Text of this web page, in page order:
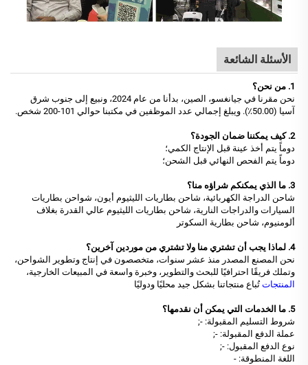
الأسئلة الشائعة
1. من نحن؟
نحن مقرنا في جيانغسو، الصين، بدأنا من عام 2024، ونبيع إلى جنوب شرق
آسيا (50.00٪). ويبلغ إجمالي عدد الموظفين في مكتبنا حوالي 101-200 شخص.
2. كيف يمكننا ضمان الجودة؟
دوماً يتم أخذ عينة قبل الإنتاج الكمي؛
دوماً يتم الفحص النهائي قبل الشحن؛
3. ما الذي يمكنكم شراؤه منا؟
شاحن الدراجة الكهربائية، شاحن بطاريات الليثيوم أيون، شواحن بطاريات
السيارات والدراجات النارية، شاحن بطاريات الليثيوم عالي القدرة بغلاف
ألومنيوم، شاحن بطارية السكوتر
4. لماذا يجب أن تشتري منا ولا تشتري من موردين آخرين؟
نحن المصنع المصدر منذ عشر سنوات، متخصصون في إنتاج وتطوير الشواحن،
وتملك فريقًا احترافيًا للبحث والتطوير، وخبرة واسعة في المبيعات الخارجية،
المنتجات تُباع منتجاتنا بشكل جيد محليًا ودوليًا
5. ما الخدمات التي يمكن أن نقدمها؟
شروط التسليم المقبولة: -;
عملة الدفع المقبولة: -;
نوع الدفع المقبول: -;
اللغة المنطوقة: -